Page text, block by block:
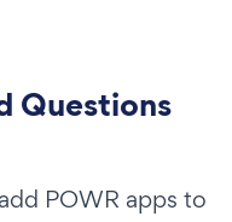
Questions
POWR apps to